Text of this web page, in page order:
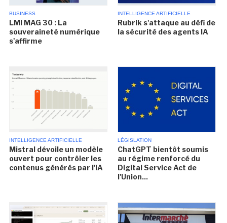
BUSINESS
LMI MAG 30 : La
souveraineté numérique
s'affirme
INTELLIGENCE ARTIFICIELLE
Rubrik s'attaque au défi de
la sécurité des agents IA
INTELLIGENCE ARTIFICIELLE
Mistral dévoile un modèle
ouvert pour contrôler les
contenus générés par l'IA
LÉGISLATION
ChatGPT bientôt soumis
au régime renforcé du
Digital Service Act de
l'Union...